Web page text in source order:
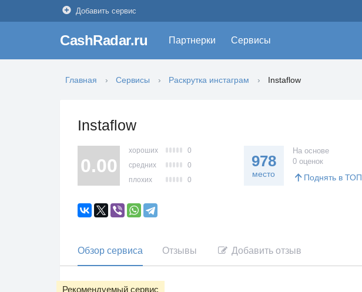
Добавить сервис
CashRadar.ru Партнерки Сервисы
Главная Сервисы Раскрутка инстаграм Instaflow
Instaflow
0.00
хороших
0
средних
0
плохих
0
978
место
На основе
0 оценок
Поднять в ТОП
Обзор сервиса Отзывы Добавить отзыв
Рекомендуемый сервис